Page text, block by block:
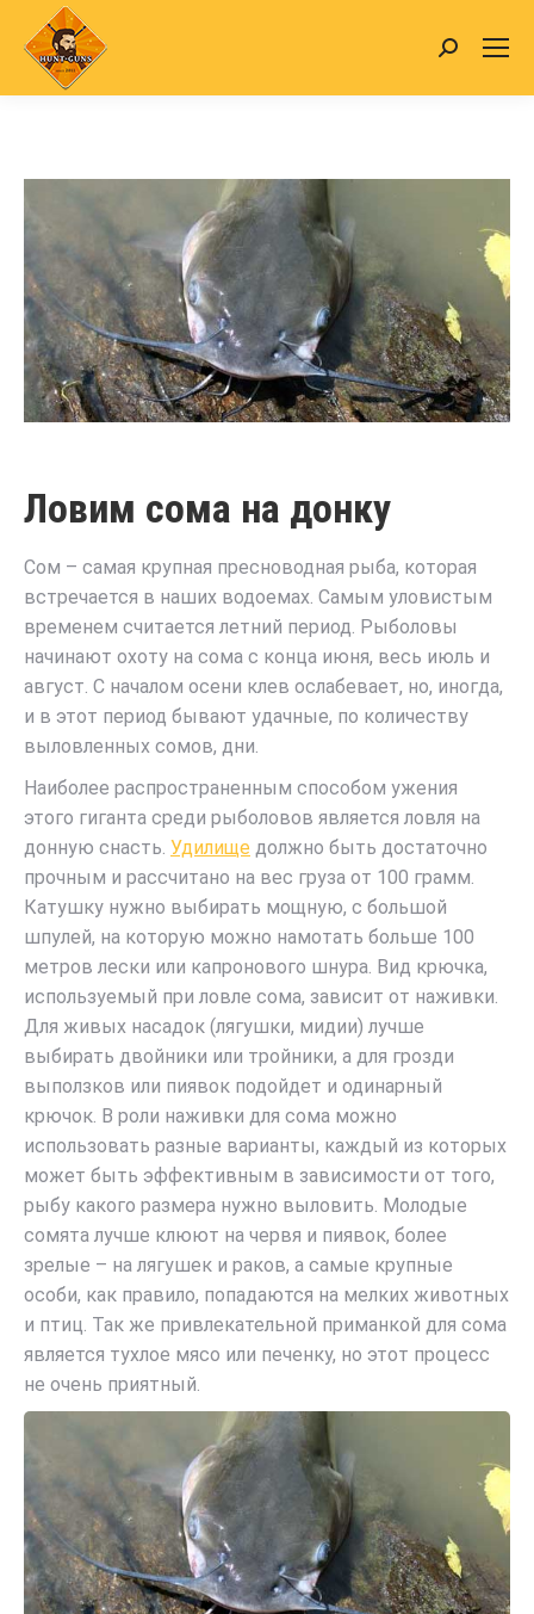
Search:
Ловим сома на донку
Сом – самая крупная пресноводная рыба, которая
встречается в наших водоемах. Самым уловистым
временем считается летний период. Рыболовы
начинают охоту на сома с конца июня, весь июль и
август. С началом осени клев ослабевает, но, иногда,
и в этот период бывают удачные, по количеству
выловленных сомов, дни.
Наиболее распространенным способом ужения
этого гиганта среди рыболовов является ловля на
донную снасть. Удилище должно быть достаточно
прочным и рассчитано на вес груза от 100 грамм.
Катушку нужно выбирать мощную, с большой
шпулей, на которую можно намотать больше 100
метров лески или капронового шнура. Вид крючка,
используемый при ловле сома, зависит от наживки.
Для живых насадок (лягушки, мидии) лучше
выбирать двойники или тройники, а для грозди
выползков или пиявок подойдет и одинарный
крючок. В роли наживки для сома можно
использовать разные варианты, каждый из которых
может быть эффективным в зависимости от того,
рыбу какого размера нужно выловить. Молодые
сомята лучше клюют на червя и пиявок, более
зрелые – на лягушек и раков, а самые крупные
особи, как правило, попадаются на мелких животных
и птиц. Так же привлекательной приманкой для сома
является тухлое мясо или печенку, но этот процесс
не очень приятный.